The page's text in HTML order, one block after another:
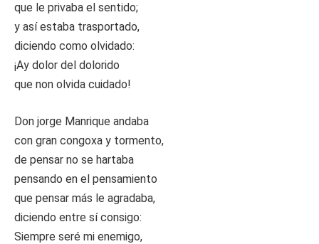
que le privaba el sentido;
y así estaba trasportado,
diciendo como olvidado:
¡Ay dolor del dolorido
que non olvida cuidado!
Don jorge Manrique andaba
con gran congoxa y tormento,
de pensar no se hartaba
pensando en el pensamiento
que pensar más le agradaba,
diciendo entre sí consigo:
Siempre seré mi enemigo,